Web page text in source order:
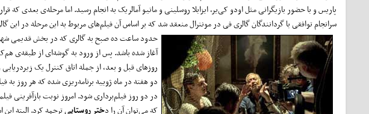
پاریس و با حضور بازیگرانی مثل اودو کی‌یر، ایزابلا روسلینی و ماتیو آمالریک به انجام رسید. اما مرحله‌ی بعدی که
سرانجام توافقی با گردانندگان گالری فی در مونترال منعقد شد که بر اساس آن فیلم‌های مربوط به این مرحله در این
حدود ساعت ده صبح به گالری که در بخش قدیمی شهر
آغاز شده باشد. پس از ورود به گوشه‌ای از طبقه‌ی
روزهای قبل و بعد، از جمله اتاق کنترل یک
دو هفته در ماه ژوییه برنامه‌ریزی شده که هر روز به
در دو روز فیلم‌برداری شود. امروز نوبت بازآفرینی
که می‌توان آن را دختر روستاییترجمه کرد. البته